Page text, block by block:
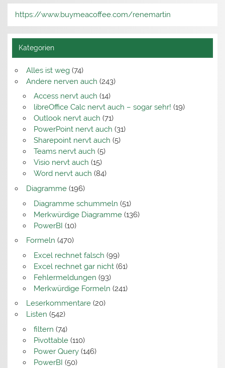
https://www.buymeacoffee.com/renemartin
Kategorien
Alles ist weg(74)
Andere nerven auch (243)
Access nervt auch (14)
libreOffice Calc nervt auch – sogar sehr! (19)
Outlook nervt auch (71)
PowerPoint nervt auch (31)
Sharepoint nervt auch (5)
Teams nervt auch (5)
Visio nervt auch (15)
Word nervt auch (84)
Diagramme(196)
Diagramme schummeln (51)
Merkwürdige Diagramme(136)
PowerBI (10)
Formeln (470)
Excel rechnet falsch (99)
Excel rechnet gar nicht(61)
Fehlermeldungen (93)
Merkwürdige Formeln (241)
Leserkommentare(20)
Listen (542)
filtern (74)
Pivottable(110)
Power Query(146)
PowerBI (50)